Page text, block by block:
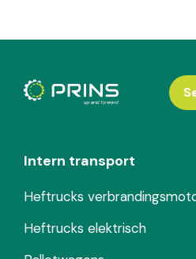
Intern transport
Heftrucks
Heftrucks elektrisch